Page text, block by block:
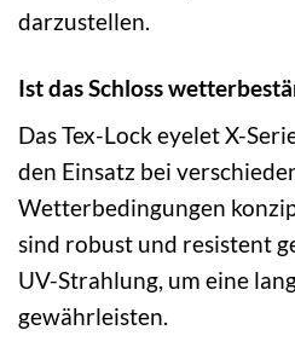
darzustellen.
Ist das Schloss
Das Tex-Lock eyelet X-
den Einsatz bei
Wetterbedingungen
sind robust und resistent
UV-Strahlung, um eine
gewährleisten.